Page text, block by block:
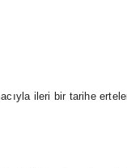
ileri bir tarihe